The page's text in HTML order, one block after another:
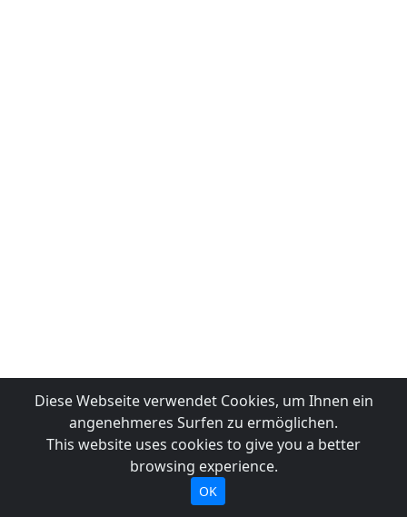
Diese Webseite verwendet Cookies, um Ihnen ein
angenehmeres Surfen zu ermöglichen.
This website uses cookies to give you a better
browsing experience.
OK